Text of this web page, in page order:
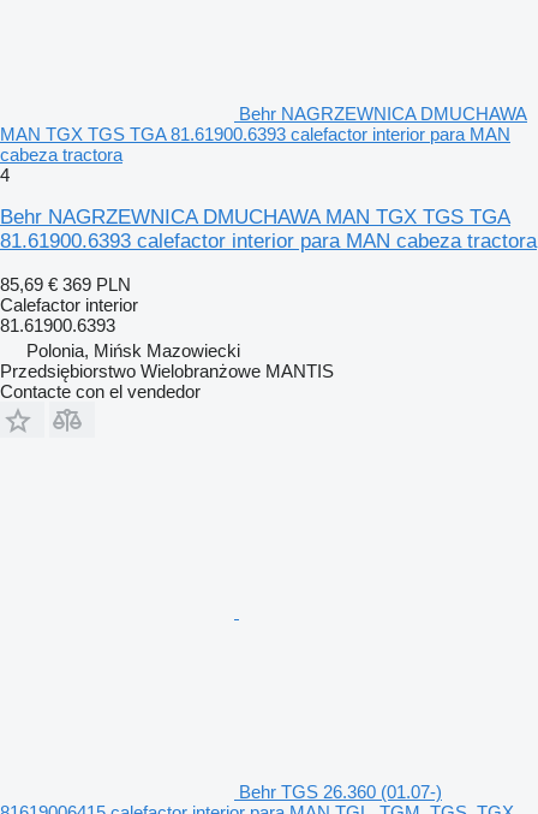
Behr NAGRZEWNICA DMUCHAWA
MAN TGX TGS TGA 81.61900.6393 calefactor interior para MAN
cabeza tractora
4
Behr NAGRZEWNICA DMUCHAWA MAN TGX TGS TGA
81.61900.6393 calefactor interior para MAN cabeza tractora
85,69 € 369 PLN
Calefactor interior
81.61900.6393
Polonia, Mińsk Mazowiecki
Przedsiębiorstwo Wielobranżowe MANTIS
Contacte con el vendedor
Behr TGS 26.360 (01.07-)